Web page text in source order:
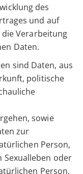
des
und auf
Verarbeitung
Daten.
sind Daten, aus
politische
sowie
zur
Person,
Sexualleben oder
Person.